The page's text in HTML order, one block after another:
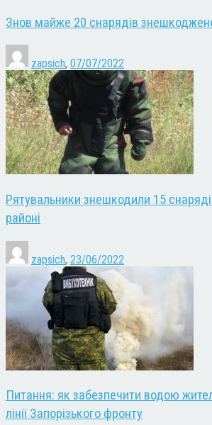
Знов майже 20 снарядів
zapsich, 07/07/2022
Рятувальники знешкодили 15
районі
zapsich, 23/06/2022
Питання: як забезпечити водою
лінії Запорізького фронту